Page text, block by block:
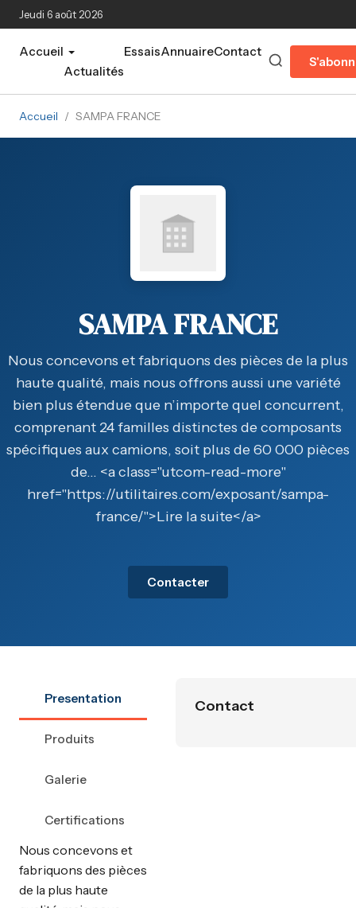
Aller au contenu principal
Jeudi 6 août 2026
Accueil
Actualités
EssaisAnnuaireContact
Accueil / SAMPA FRANCE
SAMPA FRANCE
Nous concevons et fabriquons des pièces de la plus
haute qualité, mais nous offrons aussi une variété
bien plus étendue que n’importe quel concurrent,
comprenant 24 familles distinctes de composants
spécifiques aux camions, soit plus de 60 000 pièces
de… <a class="utcom-read-more"
href="https://utilitaires.com/exposant/sampa-
france/">Lire la suite</a>
Contacter
Presentation
Produits
Galerie
Certifications
Nous concevons et
fabriquons des pièces
de la plus haute
Contact